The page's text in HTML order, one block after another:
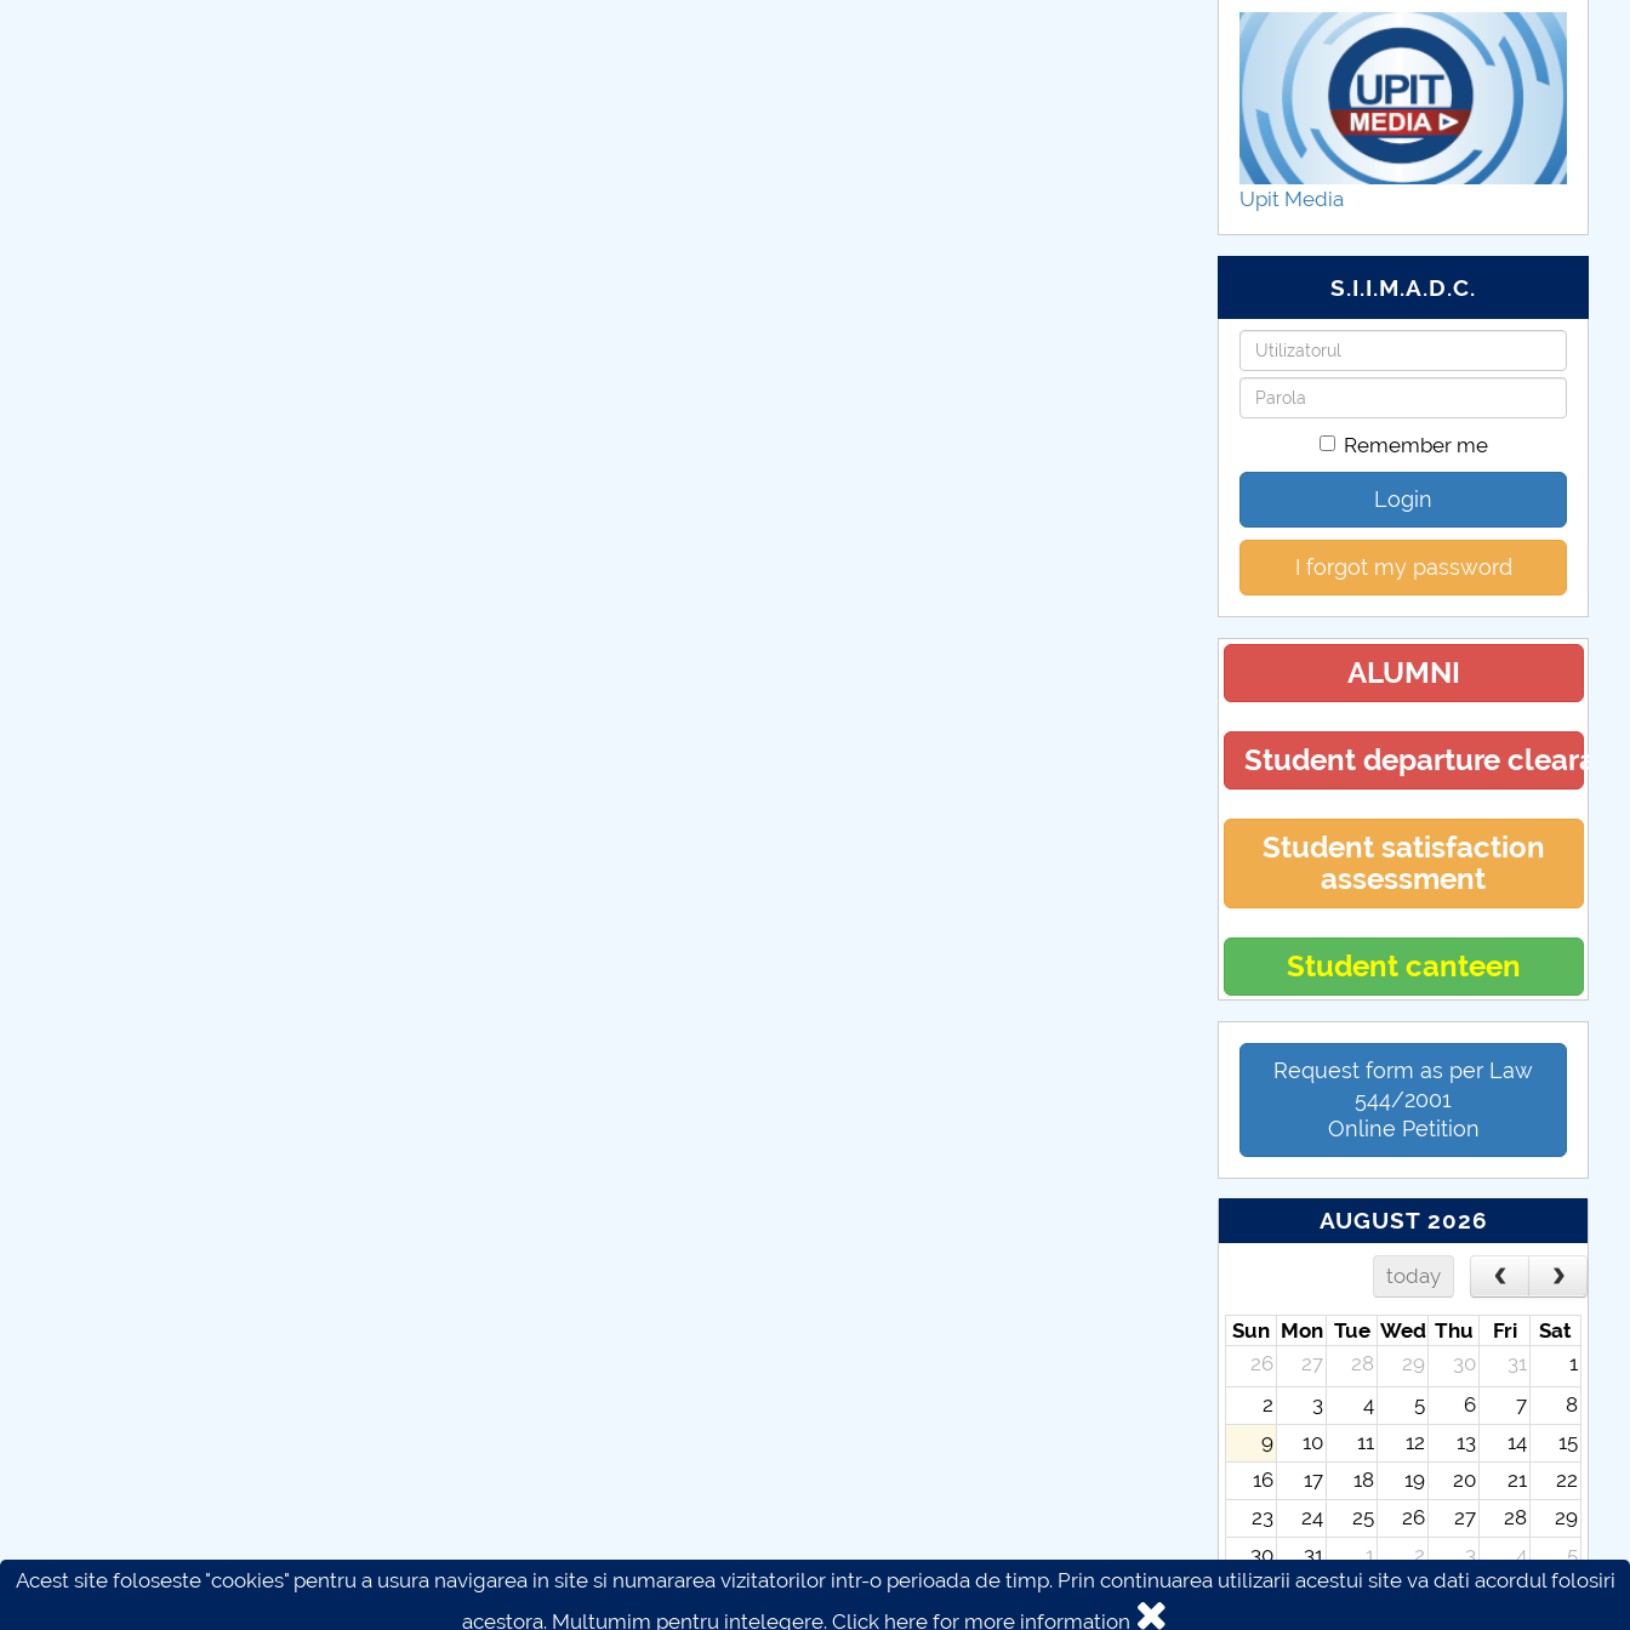
Upit Media
S.I.I.M.A.D.C.
Username
Password
Remember me
Login
I forgot my password
ALUMNI
Student departure
Student satisfaction
assessment
Student canteen
Request form as per Law
544/2001
Online Petition
AUGUST 2026
today
Sun Mon Tue Wed Thu Fri
Sat
26
27 28 29 30 31
1
2
3 4 5 6 7
8
9
10 11 12 13 14
15
16
17 18 19 20 21
22
23
24 25 26 27 28
29
30
31 1 2 3 4
5
Acest site foloseste "cookies" pentru a usura navigarea in site si numararea vizitatorilor intr-o perioada de timp. Prin continuarea utilizarii acestui site va dati acordul folosiri
acestora. Multumim pentru intelegere. Click here for more information